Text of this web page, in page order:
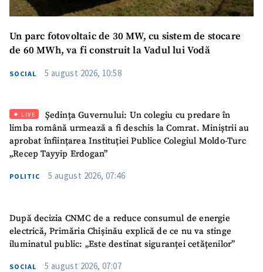
Un parc fotovoltaic de 30 MW, cu sistem de stocare
de 60 MWh, va fi construit la Vadul lui Vodă
SOCIAL 5 august 2026, 10:58
LIVE
Ședința Guvernului: Un colegiu cu predare în
limba română urmează a fi deschis la Comrat. Miniștrii au
aprobat înființarea Instituției Publice Colegiul Moldo-Turc
„Recep Tayyip Erdogan”
POLITIC 5 august 2026, 07:46
După decizia CNMC de a reduce consumul de energie
electrică, Primăria Chișinău explică de ce nu va stinge
iluminatul public: „Este destinat siguranței cetățenilor”
SOCIAL 5 august 2026, 07:07
Mesajul știrei
+ Mesajul știrei
CONTACT SURSĂ
Sursă anonimă
Email+ Emailul meu
Telefon
+ Telefon personal
confidențialitate.
TRIMITE ȘTIREA